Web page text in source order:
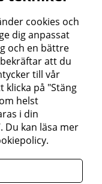
cookies och
dig anpassat
och en bättre
att du
till vår
klicka på "Stäng
helst
i din
Du kan läsa mer
.